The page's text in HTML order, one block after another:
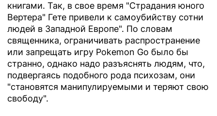
книгами. Так, в свое время "Страдания юного
Вертера" Гете привели к самоубийству сотни
людей в Западной Европе". По словам
священника, ограничивать распространение
или запрещать игру Pokemon Go было бы
странно, однако надо разъяснять людям, что,
подвергаясь подобного рода психозам, они
"становятся манипулируемыми и теряют свою
свободу".